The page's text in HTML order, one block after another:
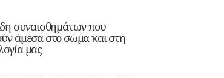
συναισθημάτων που
άμεσα στο σώμα και στη
μας